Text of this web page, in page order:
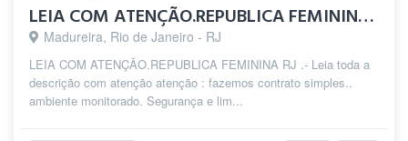
LEIA COM ATENÇÃO.REPUBLICA FEMININA zp(2...
Madureira, Rio de Janeiro - RJ
LEIA COM ATENÇÃO.REPUBLICA FEMININA RJ .- Leia toda a
descrição com atenção atenção : fazemos contrato simples..
ambiente monitorado. Segurança e lim...